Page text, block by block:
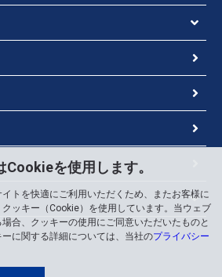
を使用します。
トを快適にご利用いただくため、またお客様に
ッキー（Cookie）を使用しています。当ウェブ
合、クッキーの使用にご同意いただいたものと
に関する詳細については、当社のプライバシー